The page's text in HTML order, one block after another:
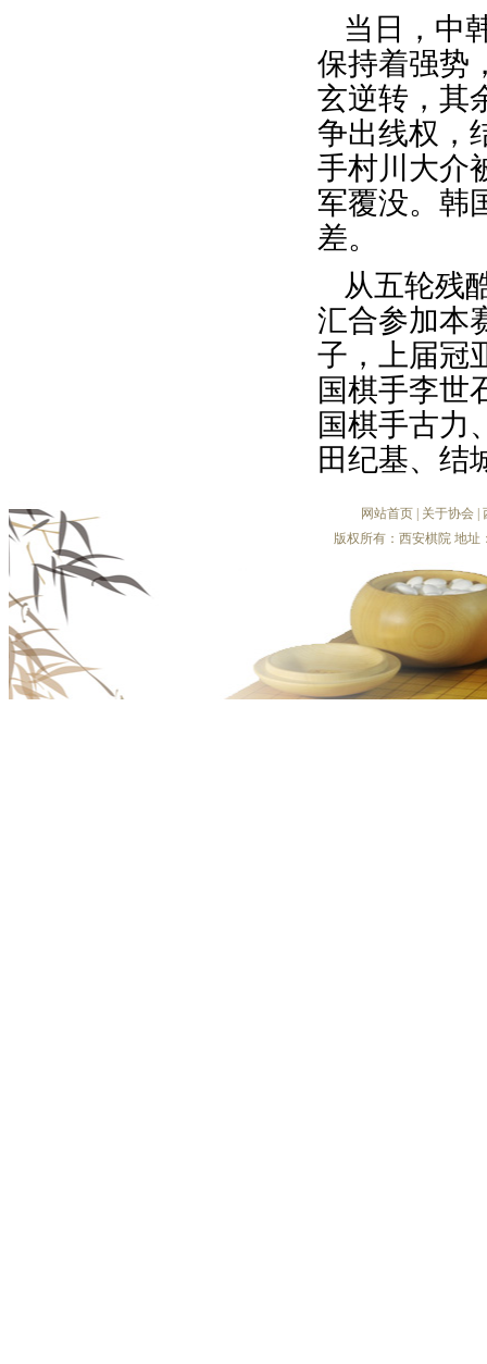
当日，中
保持着强势
玄逆转，其
争出线权，
手村川大介
军覆没。韩
差。
从五轮残
汇合参加本
子，上届冠
国棋手李世
国棋手古力
田纪基、结
网站首页 关于协会
版权所有：西安棋院 地址